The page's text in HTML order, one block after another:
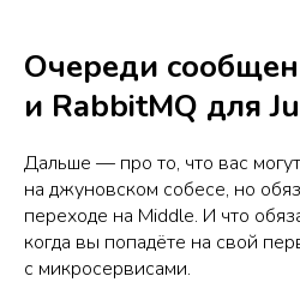
Очереди
и RabbitMQ для
Дальше — про то, что вас
на джуновском собесе, но
переходе на Middle. И что
когда вы попадёте на свой
с микросервисами.